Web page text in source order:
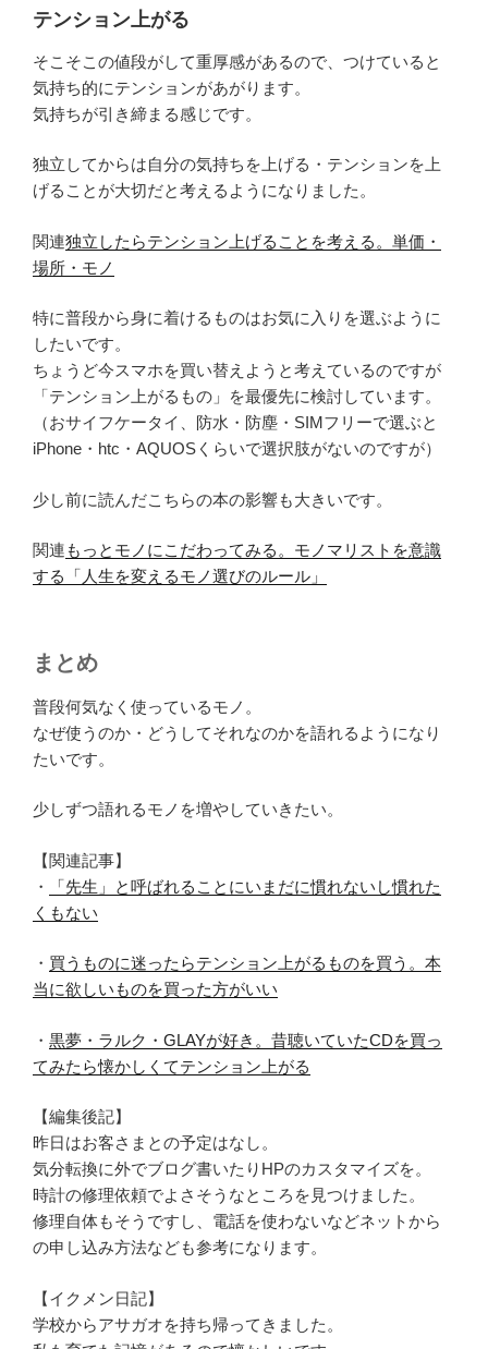
テンション上がる
そこそこの値段がして重厚感があるので、つけていると
気持ち的にテンションがあがります。
気持ちが引き締まる感じです。
独立してからは自分の気持ちを上げる・テンションを上
げることが大切だと考えるようになりました。
関連独立したらテンション上げることを考える。単価・
場所・モノ
特に普段から身に着けるものはお気に入りを選ぶように
したいです。
ちょうど今スマホを買い替えようと考えているのですが
「テンション上がるもの」を最優先に検討しています。
（おサイフケータイ、防水・防塵・SIMフリーで選ぶと
iPhone・htc・AQUOSくらいで選択肢がないのですが）
少し前に読んだこちらの本の影響も大きいです。
関連 もっとモノにこだわってみる。モノマリストを意識
する「人生を変えるモノ選びのルール」
まとめ
普段何気なく使っているモノ。
なぜ使うのか・どうしてそれなのかを語れるようになり
たいです。
少しずつ語れるモノを増やしていきたい。
【関連記事】
・
「先生」と呼ばれることにいまだに慣れないし慣れた
くもない
・ 買うものに迷ったらテンション上がるものを買う。本
当に欲しいものを買った方がいい
・ 黒夢・ラルク・GLAYが好き。昔聴いていたCDを買っ
てみたら懐かしくてテンション上がる
【編集後記】
昨日はお客さまとの予定はなし。
気分転換に外でブログ書いたりHPのカスタマイズを。
時計の修理依頼でよさそうなところを見つけました。
修理自体もそうですし、電話を使わないなどネットから
の申し込み方法なども参考になります。
【イクメン日記】
学校からアサガオを持ち帰ってきました。